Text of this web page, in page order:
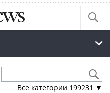
Все категории 199231 ▼